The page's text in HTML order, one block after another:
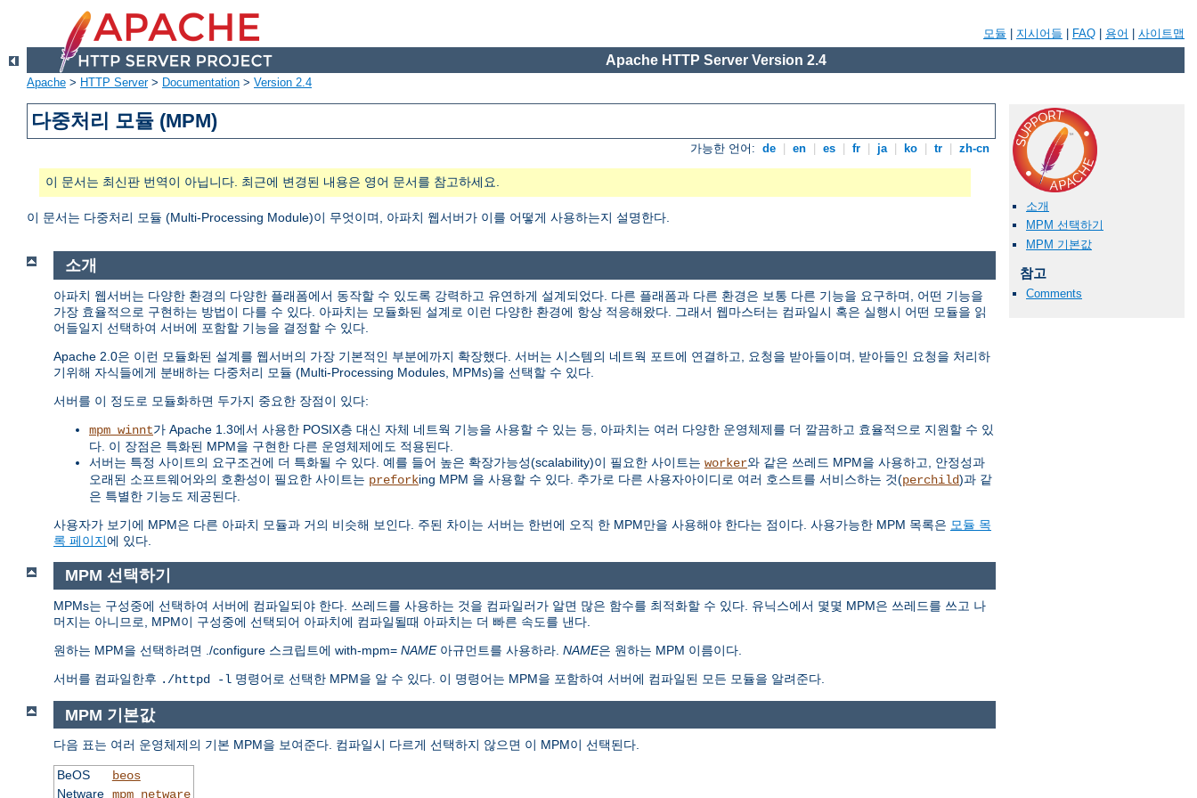
모듈 지시어들 FAQ 용어 사이트맵
Apache HTTP Server Version 2.4
Apache > HTTP Server> Documentation > Version 2.4
다중처리 모듈 (MPM)
가능한 언어: de en es fr ja ko tr zh-cn
이 문서는 최신판 번역이 아닙니다. 최근에 변경된 내용은 영어 문서를 참고하세요.
이 문서는 다중처리 모듈 (Multi-Processing Module)이 무엇이며, 아파치 웹서버가 이를 어떻게 사용하는지 설명한다.
소개
MPM 선택하기
MPM 기본값
참고
Comments
소개
아파치 웹서버는 다양한 환경의 다양한 플래폼에서 동작할 수 있도록 강력하고 유연하게 설계되었다. 다른 플래폼과 다른 환경은 보통 다른 기능을 요구하며, 어떤 기능을
가장 효율적으로 구현하는 방법이 다를 수 있다. 아파치는 모듈화된 설계로 이런 다양한 환경에 항상 적응해왔다. 그래서 웹마스터는 컴파일시 혹은 실행시 어떤 모듈을 읽
어들일지 선택하여 서버에 포함할 기능을 결정할 수 있다.
Apache 2.0은 이런 모듈화된 설계를 웹서버의 가장 기본적인 부분에까지 확장했다. 서버는 시스템의 네트웍 포트에 연결하고, 요청을 받아들이며, 받아들인 요청을 처리하
기위해 자식들에게 분배하는 다중처리 모듈 (Multi-Processing Modules, MPMs)을 선택할 수 있다.
서버를 이 정도로 모듈화하면 두가지 중요한 장점이 있다:
mpm_winnt가 Apache 1.3에서 사용한 POSIX층 대신 자체 네트웍 기능을 사용할 수 있는 등, 아파치는 여러 다양한 운영체제를 더 깔끔하고 효율적으로 지원할 수 있
다. 이 장점은 특화된 MPM을 구현한 다른 운영체제에도 적용된다.
서버는 특정 사이트의 요구조건에 더 특화될 수 있다. 예를 들어 높은 확장가능성(scalability)이 필요한 사이트는 worker와 같은 쓰레드 MPM을 사용하고, 안정성과
오래된 소프트웨어와의 호환성이 필요한 사이트는 preforking MPM 을 사용할 수 있다. 추가로 다른 사용자아이디로 여러 호스트를 서비스하는 것(perchild)과 같
은 특별한 기능도 제공된다.
사용자가 보기에 MPM은 다른 아파치 모듈과 거의 비슷해 보인다. 주된 차이는 서버는 한번에 오직 한 MPM만을 사용해야 한다는 점이다. 사용가능한 MPM 목록은 모듈 목
록 페이지에 있다.
MPM 선택하기
MPMs는 구성중에 선택하여 서버에 컴파일되야 한다. 쓰레드를 사용하는 것을 컴파일러가 알면 많은 함수를 최적화할 수 있다. 유닉스에서 몇몇 MPM은 쓰레드를 쓰고 나
머지는 아니므로, MPM이 구성중에 선택되어 아파치에 컴파일될때 아파치는 더 빠른 속도를 낸다.
원하는 MPM을 선택하려면 ./configure 스크립트에 with-mpm= NAME아규먼트를 사용하라. NAME은 원하는 MPM 이름이다.
서버를 컴파일한후 ./httpd -l 명령어로 선택한 MPM을 알 수 있다. 이 명령어는 MPM을 포함하여 서버에 컴파일된 모든 모듈을 알려준다.
MPM 기본값
다음 표는 여러 운영체제의 기본 MPM을 보여준다. 컴파일시 다르게 선택하지 않으면 이 MPM이 선택된다.
BeOS
beos
Netware mpm_netware